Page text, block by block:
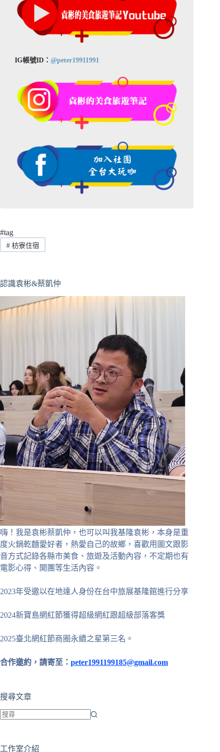
IG帳號ID： @peter19911991
#tag
#枋寮住宿
認識袁彬&蔡凱仲
嗨！我是袁彬蔡凱仲，也可以叫我基隆袁彬，本身是重
度火鍋乾麵愛好者，熱愛自己的故鄉，喜歡用圖文跟影
音方式記錄各縣市美食、旅遊及活動內容，不定期也有
電影心得、開團等生活內容。
2023年受邀以在地達人身份在台中旅展基隆館進行分享
2024新寶島網紅節獲得超級網紅跟超級部落客獎
2025臺北網紅節商圈永續之星第三名。
合作邀約，請寄至： peter1991199185@gmail.com
搜尋文章
到
工作室介紹